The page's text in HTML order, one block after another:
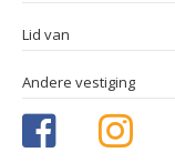
Lid van
Andere vestiging